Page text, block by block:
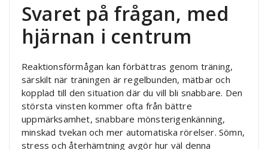
Svaret på frågan, med
hjärnan i centrum
Reaktionsförmågan kan förbättras genom träning,
särskilt när träningen är regelbunden, mätbar och
kopplad till den situation där du vill bli snabbare. Den
största vinsten kommer ofta från bättre
uppmärksamhet, snabbare mönsterigenkänning,
minskad tvekan och mer automatiska rörelser. Sömn,
stress och återhämtning avgör hur väl denna